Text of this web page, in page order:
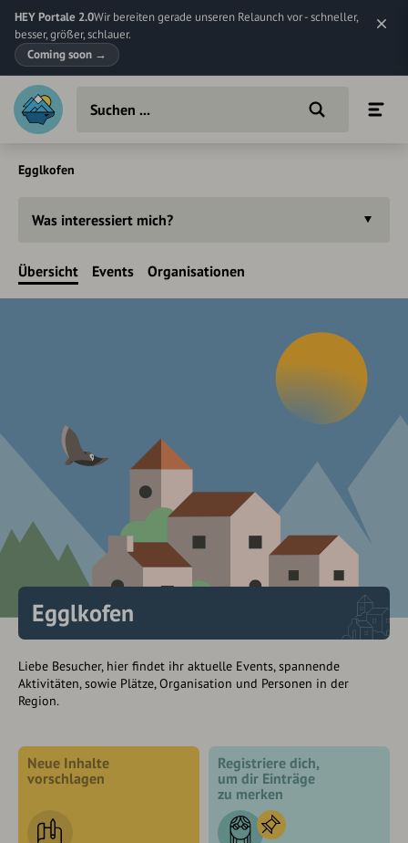
HEY Portale 2.0Wir bereiten gerade unseren Relaunch vor - schneller,
besser, größer, schlauer.
Coming soon →
Egglkofen
Was interessiert mich?
Übersicht Events Organisationen
Egglkofen
Liebe Besucher, hier findet ihr aktuelle Events, spannende
Aktivitäten, sowie Plätze, Organisation und Personen in der
Region.
Neue Inhalte
vorschlagen
Registriere dich,
um dir Einträge
zu merken